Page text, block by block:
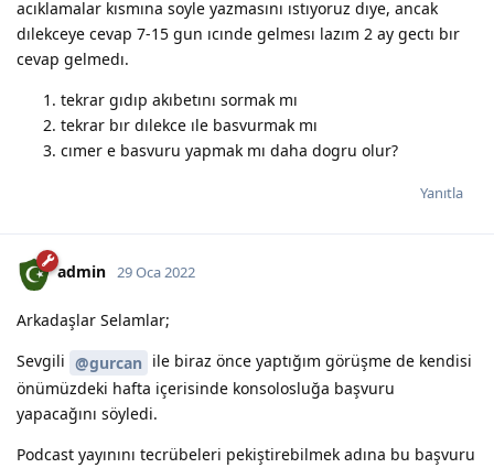
acıklamalar kısmına soyle yazmasını ıstıyoruz dıye, ancak
dılekceye cevap 7-15 gun ıcınde gelmesı lazım 2 ay gectı bır
cevap gelmedı.
tekrar gıdıp akıbetını sormak mı
tekrar bır dılekce ıle basvurmak mı
cımer e basvuru yapmak mı daha dogru olur?
Yanıtla
admin 29 Oca 2022
Arkadaşlar Selamlar;
Sevgili @gurcan ile biraz önce yaptığım görüşme de kendisi
önümüzdeki hafta içerisinde konsolosluğa başvuru
yapacağını söyledi.
Podcast yayınını tecrübeleri pekiştirebilmek adına bu başvuru